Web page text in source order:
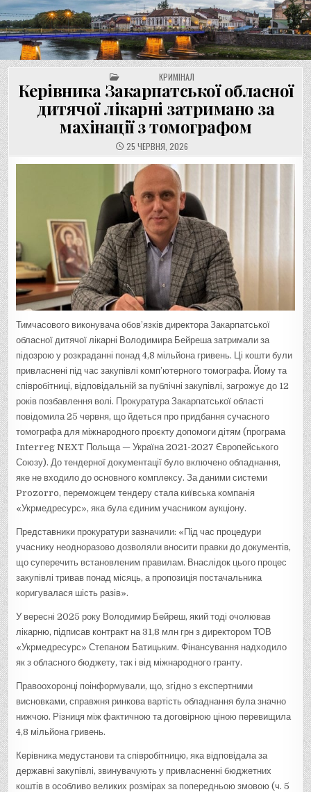
Перейти
до
вмісту
UNGVAR.UZ.UA
POSTED INКРИМІНАЛ
Керівника Закарпатської обласної
дитячої лікарні затримано за
махінації з томографом
25 ЧЕРВНЯ, 2026
Тимчасового виконувача обов’язків директора Закарпатської
обласної дитячої лікарні Володимира Бейреша затримали за
підозрою у розкраданні понад 4,8 мільйона гривень. Ці кошти були
привласнені під час закупівлі комп’ютерного томографа. Йому та
співробітниці, відповідальній за публічні закупівлі, загрожує до 12
років позбавлення волі. Прокуратура Закарпатської області
повідомила 25 червня, що йдеться про придбання сучасного
томографа для міжнародного проєкту допомоги дітям (програма
Interreg NEXT Польща — Україна 2021-2027 Європейського
Союзу). До тендерної документації було включено обладнання,
яке не входило до основного комплексу. За даними системи
Prozorro, переможцем тендеру стала київська компанія
«Укрмедресурс», яка була єдиним учасником аукціону.
Представники прокуратури зазначили: «Під час процедури
учаснику неодноразово дозволяли вносити правки до документів,
що суперечить встановленим правилам. Внаслідок цього процес
закупівлі тривав понад місяць, а пропозиція постачальника
коригувалася шість разів».
У вересні 2025 року Володимир Бейреш, який тоді очолював
лікарню, підписав контракт на 31,8 млн грн з директором ТОВ
«Укрмедресурс» Степаном Батицьким. Фінансування надходило
як з обласного бюджету, так і від міжнародного гранту.
Правоохоронці поінформували, що, згідно з експертними
висновками, справжня ринкова вартість обладнання була значно
нижчою. Різниця між фактичною та договірною ціною перевищила
4,8 мільйона гривень.
Керівника медустанови та співробітницю, яка відповідала за
державні закупівлі, звинувачують у привласненні бюджетних
коштів в особливо великих розмірах за попередньою змовою (ч. 5